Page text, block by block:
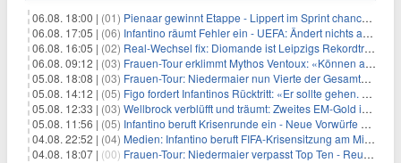
06.08. 18:00 | (01) Pienaar gewinnt Etappe - Lippert im Sprint chancenlos
06.08. 17:05 | (06) Infantino räumt Fehler ein - UEFA: Ändert nichts an Boykott
06.08. 16:05 | (02) Real-Wechsel fix: Diomande ist Leipzigs Rekordtransfer
06.08. 09:12 | (03) Frauen-Tour erklimmt Mythos Ventoux: «Können alles schaffen»
05.08. 18:08 | (03) Frauen-Tour: Niedermaier nun Vierte der Gesamtwertung
05.08. 14:12 | (05) Figo fordert Infantinos Rücktritt: «Er sollte gehen. Jetzt»
05.08. 12:33 | (03) Wellbrock verblüfft und träumt: Zweites EM-Gold in Paris
05.08. 11:56 | (05) Infantino beruft Krisenrunde ein - Neue Vorwürfe gegen FIFA
04.08. 22:52 | (04) Medien: Infantino beruft FIFA-Krisensitzung am Mittwoch ein
04.08. 18:07 | (00) Frauen-Tour: Niedermaier verpasst Top Ten - Reusser siegt